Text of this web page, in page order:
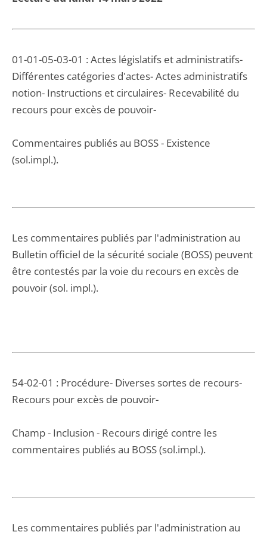
01-01-05-03-01 : Actes législatifs et administratifs-
Différentes catégories d'actes- Actes administratifs
notion- Instructions et circulaires- Recevabilité du
recours pour excès de pouvoir-
Commentaires publiés au BOSS - Existence
(sol.impl.).
Les commentaires publiés par l'administration au
Bulletin officiel de la sécurité sociale (BOSS) peuvent
être contestés par la voie du recours en excès de
pouvoir (sol. impl.).
54-02-01 : Procédure- Diverses sortes de recours-
Recours pour excès de pouvoir-
Champ - Inclusion - Recours dirigé contre les
commentaires publiés au BOSS (sol.impl.).
Les commentaires publiés par l'administration au